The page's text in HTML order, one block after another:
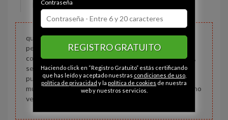
Estado civil:
quizá nuestro destino sea así: conocer a unas pocas
personas equivocadas antes de conocer a la persona
correcta, para que cuando conozcamos a esa persona,
sepamos estar agradecidos por ese regalo. cuando la
puerta de la felicidad se cierra, otra se abre, pero
muchas veces miramos tanto a la puerta cerrada que no
vemos la que ha sido abierta para nosotros.
Contraseña
REGISTRO GRATUITO
Haciendo click en “Registro Gratuito” estás certificando
que has leído y aceptado nuestras condiciones de uso,
política de privacidad y la política de cookies de nuestra
web y nuestros servicios.